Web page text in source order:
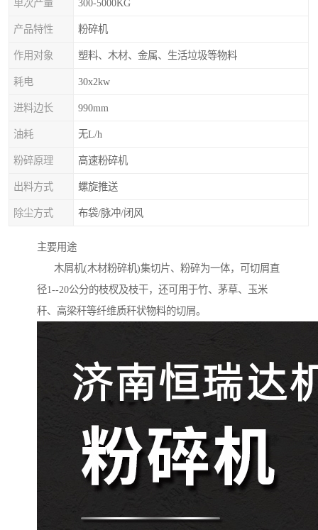
单次产量 300-5000KG
产品特性 粉碎机
作用对象 塑料、木材、金属、生活垃圾等物料
耗电 30x2kw
进料边长 990mm
油耗 无L/h
粉碎原理 高速粉碎机
出料方式 螺旋推送
除尘方式 布袋/脉冲/闭风
主要用途
木屑机(木材粉碎机)集切片、粉碎为一体，可切屑直
径1--20公分的枝杈及枝干，还可用于竹、茅草、玉米
秆、高梁秆等纤维质秆状物料的切屑。